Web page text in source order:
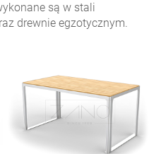
są w stali
drewnie egzotycznym.